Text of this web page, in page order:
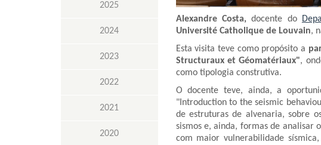
2025
2024
2023
2022
2021
2020
Alexandre Costa,docente do
Université Catholique de Louvain,
Esta visita teve como propósito a
Structuraux et Géomatériaux",
como tipologia construtiva.
O docente teve, ainda, a
"Introduction to the seismic
de estruturas de alvenaria, sobre
sismos e, ainda, formas de analisar
com maior vulnerabilidade